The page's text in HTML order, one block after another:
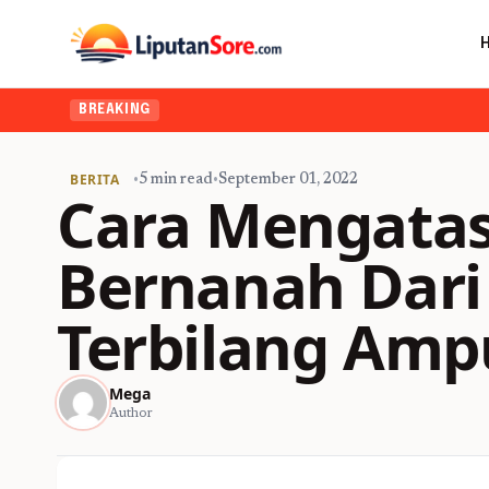
BREAKING
BERITA •5 min read•September 01, 2022
Cara
Bernanah
Terbilang
Mega
Author